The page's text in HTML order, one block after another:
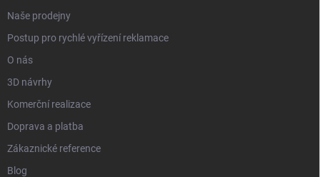
Naše prodejny
Postup pro rychlé vyřízení reklamace
O nás
3D návrhy
Komerční realizace
Doprava a platba
Zákaznické reference
Blog